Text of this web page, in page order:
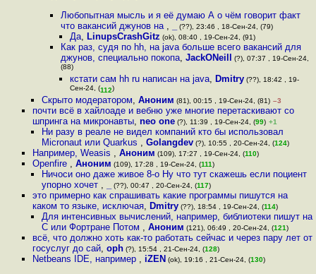
Любопытная мысль и я её думаю А о чём говорит факт
что вакансий джунов на , (??), 23:46 , 18-Сен-24, (79)
Да, LinupsCrashGitz (ok), 08:40 , 19-Сен-24, (91)
Как раз, судя по hh, на java больше всего вакансий для
джунов, специально покопа, JackONeill (?), 07:37 , 19-Сен-24,
(88)
кстати сам hh ru написан на java, Dmitry (??), 18:42 , 19-
Сен-24, (112)
Скрыто модератором,Аноним (81), 00:15 , 19-Сен-24, (81) –3
почти всё в хайлоаде и вебню уже многие перетаскивают со
шпринга на микронавты, neo one(?), 11:39 , 19-Сен-24, (99) +1
Ни разу в реале не видел компаний кто бы использовал
Micronaut или Quarkus ,Golangdev (?), 10:55 , 20-Сен-24, (124)
Например, Weasis , Аноним (109), 17:27 , 19-Сен-24, (110)
Openfire , Аноним (109), 17:28 , 19-Сен-24, (111)
Ничоси оно даже живое 8-о Ну что тут скажешь если поциент
упорно хочет , (??), 00:47 , 20-Сен-24, (117)
это примерно как спрашивать какие программы пишутся на
каком то языке, исключая, Dmitry(??), 18:54 , 19-Сен-24, (114)
Для интенсивных вычислений, например, библиотеки пишут на
C или Фортране Потом ,Аноним (121), 06:49 , 20-Сен-24, (121)
всё, что должно хоть как-то работать сейчас и через пару лет от
госуслуг до сай, oph(?), 15:54 , 21-Сен-24, (128)
Netbeans IDE, например , iZEN (ok), 19:16 , 21-Сен-24, (130)